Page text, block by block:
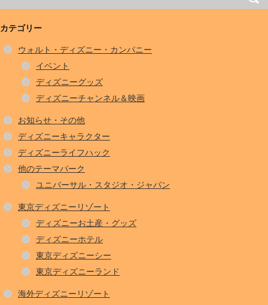
カテゴリー
ウォルト・ディズニー・カンパニー
イベント
ディズニーグッズ
ディズニーチャンネル＆映画
お知らせ・その他
ディズニーキャラクター
ディズニーライフハック
他のテーマパーク
ユニバーサル・スタジオ・ジャパン
東京ディズニーリゾート
ディズニーお土産・グッズ
ディズニーホテル
東京ディズニーシー
東京ディズニーランド
海外ディズニーリゾート